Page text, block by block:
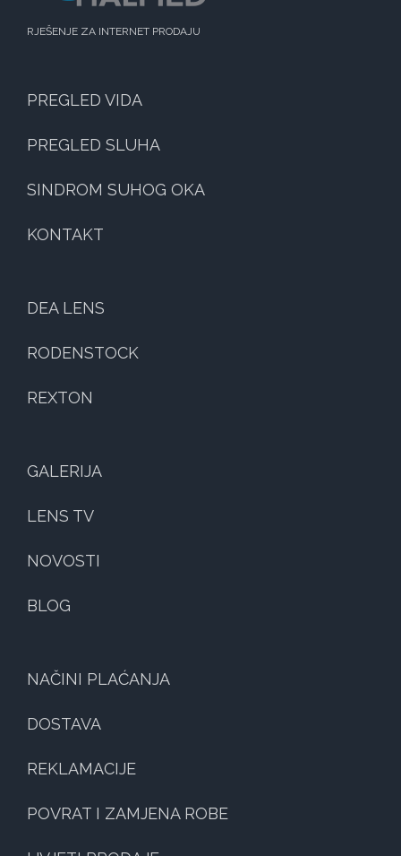
RJEŠENJE ZA INTERNET PRODAJU
PREGLED VIDA
PREGLED SLUHA
SINDROM SUHOG OKA
KONTAKT
DEA LENS
RODENSTOCK
REXTON
GALERIJA
LENS TV
NOVOSTI
BLOG
NAČINI PLAĆANJA
DOSTAVA
REKLAMACIJE
POVRAT I ZAMJENA ROBE